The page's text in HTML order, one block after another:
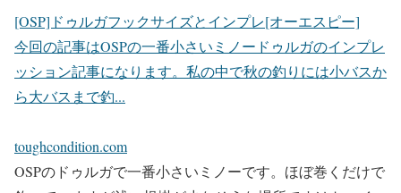
[OSP]ドゥルガフックサイズとインプレ[オーエスピー]
今回の記事はOSPの一番小さいミノードゥルガのインプレ
ッション記事になります。私の中で秋の釣りには小バスか
ら大バスまで釣...
toughcondition.com
OSPのドゥルガで一番小さいミノーです。ほぼ巻くだけで